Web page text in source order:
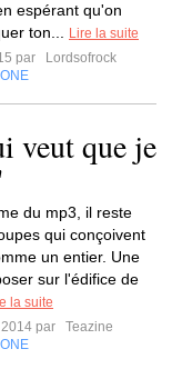
espérant qu'on
ton...
Lire la suite
par
Lordsofrock
veut que je
du mp3, il reste
qui conçoivent
un entier. Une
sur l'édifice de
la suite
par
Teazine